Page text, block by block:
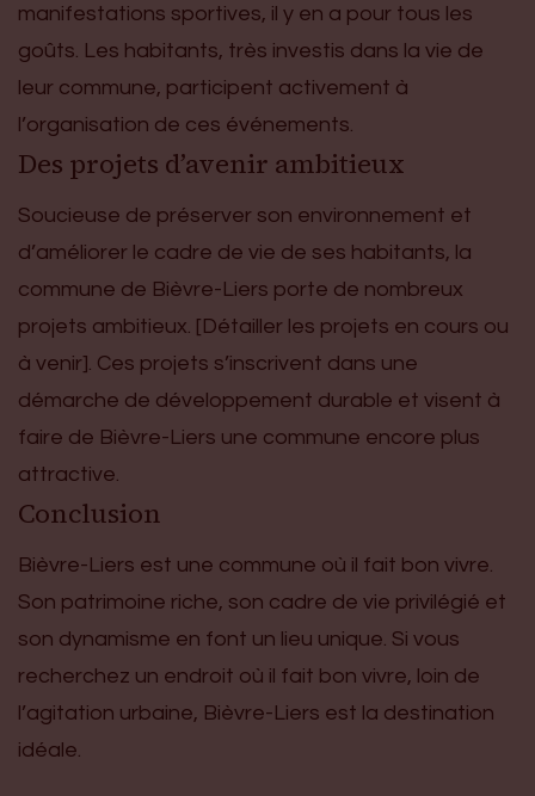
manifestations sportives, il y en a pour tous les
goûts. Les habitants, très investis dans la vie de
leur commune, participent activement à
l’organisation de ces événements.
Des projets d’avenir ambitieux
Soucieuse de préserver son environnement et
d’améliorer le cadre de vie de ses habitants, la
commune de Bièvre-Liers porte de nombreux
projets ambitieux. [Détailler les projets en cours ou
à venir]. Ces projets s’inscrivent dans une
démarche de développement durable et visent à
faire de Bièvre-Liers une commune encore plus
attractive.
Conclusion
Bièvre-Liers est une commune où il fait bon vivre.
Son patrimoine riche, son cadre de vie privilégié et
son dynamisme en font un lieu unique. Si vous
recherchez un endroit où il fait bon vivre, loin de
l’agitation urbaine, Bièvre-Liers est la destination
idéale.